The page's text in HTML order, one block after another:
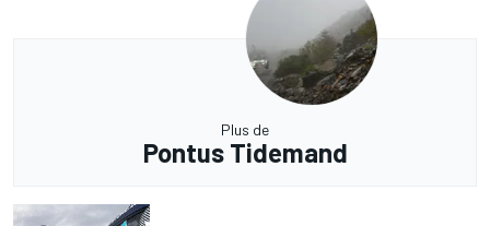
Plus de
Pontus Tidemand